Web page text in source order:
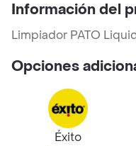
Información del
Limpiador PATO
Opciones
Éxito